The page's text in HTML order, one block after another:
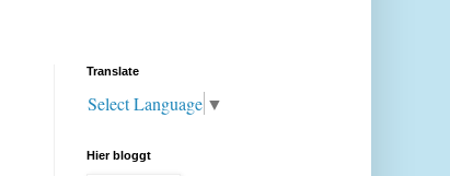
Translate
Select Language ▼
Hier bloggt